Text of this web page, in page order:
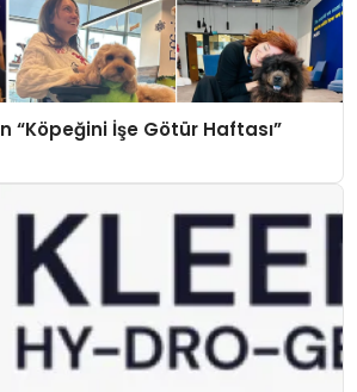
“Köpeğini İşe Götür Haftası”